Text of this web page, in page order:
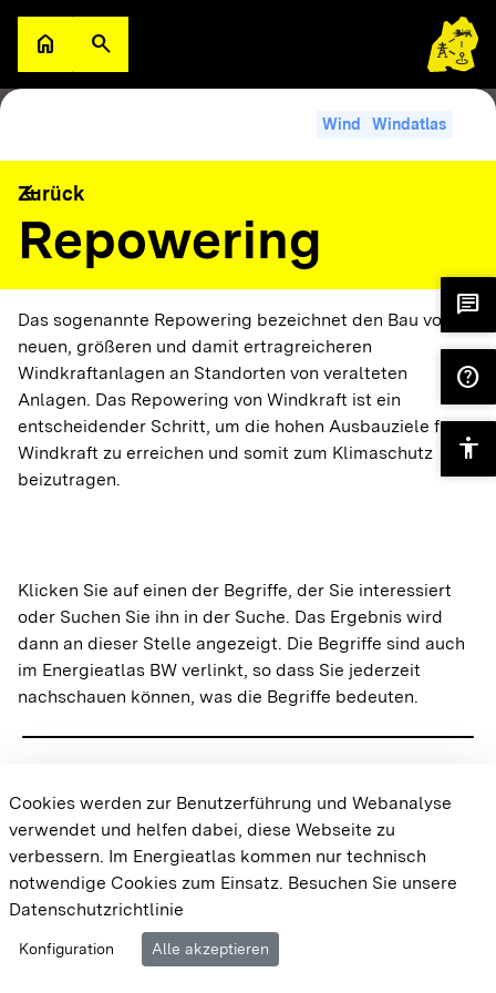
Zum Hauptinhalt springen
homeZur Startseite
searchSuche öffnen
A
Abfluss Q
A
Abschaltwindgeschwindigkeit
Wind
A
Abwärme/
Überschusswärme
Wärme
Wärmeversorgung
Abwärmepotenziale
Wärme
A
Wärme Wärmeversorgung
Aggregation
Sonne Gebäude Dachflächen-PV
A
Amortisationszeit
Wind Windatlas
arrow_back
Zurück
Repowering
Das sogenannte Repowering bezeichnet den Bau von
neuen, größeren und damit ertragreicheren
Windkraftanlagen an Standorten von veralteten
Anlagen. Das Repowering von Windkraft ist ein
entscheidender Schritt, um die hohen Ausbauziele für
Windkraft zu erreichen und somit zum Klimaschutz
beizutragen.
Klicken Sie auf einen der Begriffe, der Sie interessiert
oder Suchen Sie ihn in der Suche. Das Ergebnis wird
dann an dieser Stelle angezeigt. Die Begriffe sind auch
im Energieatlas BW verlinkt, so dass Sie jederzeit
nachschauen können, was die Begriffe bedeuten.
chat
help
accessibility
Cookie-EinstellungenBarrierefreiheit
Impressum
Cookies werden zur Benutzerführung und Webanalyse
verwendet und helfen dabei, diese Webseite zu
verbessern. Im Energieatlas kommen nur technisch
notwendige Cookies zum Einsatz. Besuchen Sie unsere
Datenschutzrichtlinie
Konfiguration Alle akzeptieren